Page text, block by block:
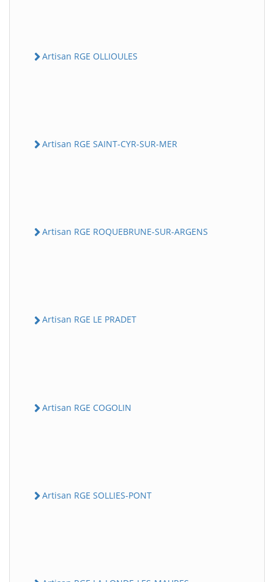
Artisan RGE OLLIOULES
Artisan RGE SAINT-CYR-SUR-MER
Artisan RGE ROQUEBRUNE-SUR-ARGENS
Artisan RGE LE PRADET
Artisan RGE COGOLIN
Artisan RGE SOLLIES-PONT